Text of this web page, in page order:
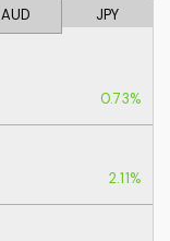
AUD JPY
0.73%
2.11%